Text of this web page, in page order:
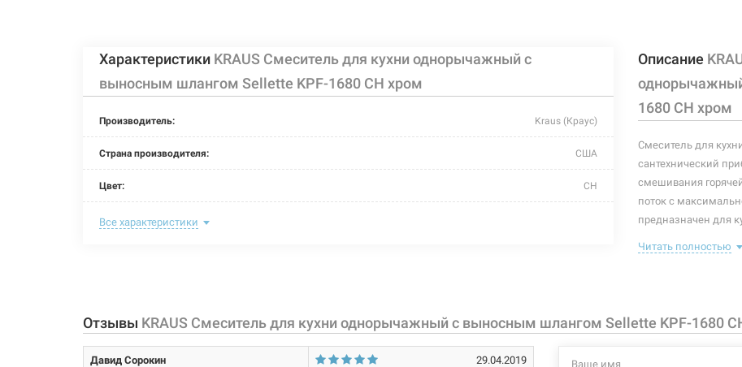
Характеристики KRAUS Смеситель для кухни однорычажный с
выносным шлангом Sellette KPF-1680 CH хром
Производитель: Kraus (Краус)
Страна производителя: США
Цвет: CH
Назначение смесителя:
Тип смесителя (крана):
Материал корпуса смесителя (крана):
Все характеристики
Описание
1680 CH хром
Смеситель для
сантехнический
смешивания
поток с
предназначен для
позволяющего
выноса шланга 61
Читать полностью
Отзывы KRAUS Смеситель для кухни однорычажный с выносным шлангом Sellette KPF-1680
Давид Сорокин 29.04.2019